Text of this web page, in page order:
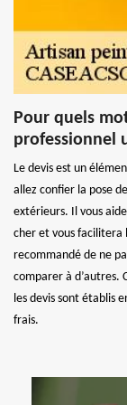
Pour quels
professionnel
Le devis est un
allez confier la pose
extérieurs. Il vous
cher et vous
recommandé de ne
comparer à d’autres.
les devis sont établis
frais.